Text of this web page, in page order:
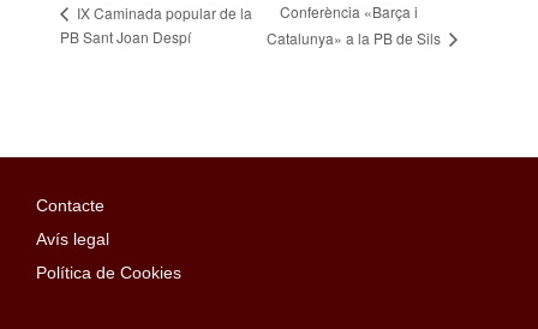
IX Caminada popular de la
PB Sant Joan Despí
Conferència «Barça i
Catalunya» a la PB de Sils
Contacte
Avís legal
Política de Cookies